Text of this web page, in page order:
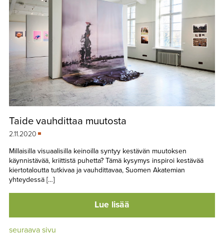
Taide vauhdittaa muutosta
2.11.2020
Millaisilla visuaalisilla keinoilla syntyy kestävän muutoksen
käynnistävää, kriittistä puhetta? Tämä kysymys inspiroi kestävää
kiertotaloutta tutkivaa ja vauhdittavaa, Suomen Akatemian
yhteydessä […]
Lue lisää
seuraava sivu